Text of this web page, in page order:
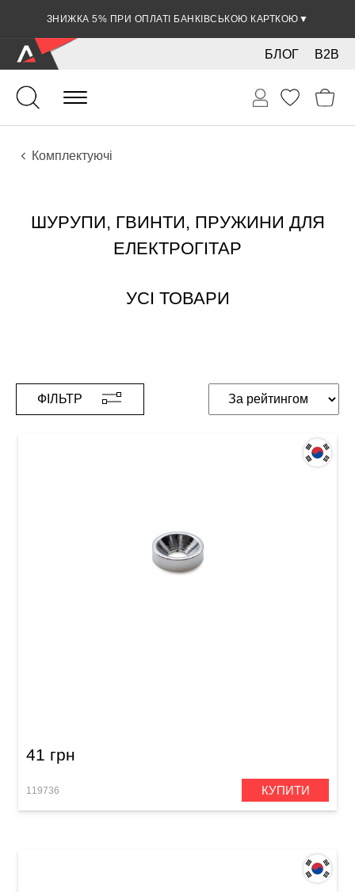
ЗНИЖКА 5% ПРИ ОПЛАТІ БАНКІВСЬКОЮ КАРТКОЮ ▼
B2B
БЛОГ
Гітари
Електро інструменти
Комплектуючі
ШУРУПИ, ГВИНТИ, ПРУЖИНИ ДЛЯ
ЕЛЕКТРОГІТАР
УСІ ТОВАРИ
ФІЛЬТР
41 грн
119736 КУПИТИ